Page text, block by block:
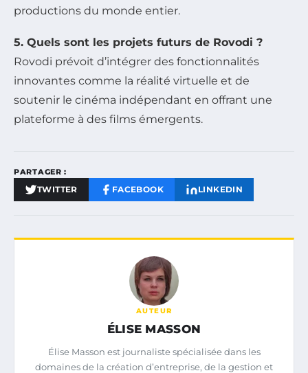
productions du monde entier.
5. Quels sont les projets futurs de Rovodi ?
Rovodi prévoit d’intégrer des fonctionnalités
innovantes comme la réalité virtuelle et de
soutenir le cinéma indépendant en offrant une
plateforme à des films émergents.
PARTAGER :
TWITTER FACEBOOK LINKEDIN
AUTEUR
ÉLISE MASSON
Élise Masson est journaliste spécialisée dans les
domaines de la création d’entreprise, de la gestion et